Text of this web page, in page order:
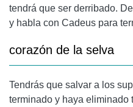
tendrá que ser derribado.
y habla con Cadeus para
corazón de la selva
Tendrás que salvar a los
terminado y haya eliminado